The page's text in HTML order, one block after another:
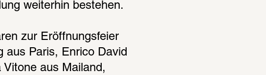
weiterhin bestehen.
zur Eröffnungsfeier
aus Paris, Enrico David
aus Mailand,